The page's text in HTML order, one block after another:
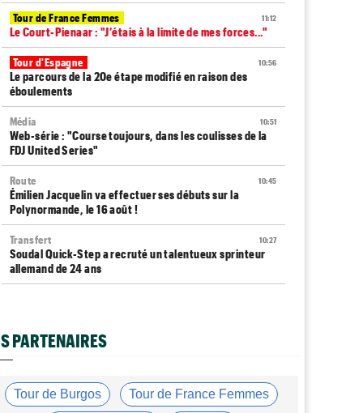
11:12
Tour de France Femmes
Le Court-Pienaar : "J’étais à la limite de mes forces..."
10:56
Tour d'Espagne
Le parcours de la 20e étape modifié en raison des
éboulements
10:51
Média
Web-série : "Course toujours, dans les coulisses de la
FDJ United Series"
10:45
Route
Émilien Jacquelin va effectuer ses débuts sur la
Polynormande, le 16 août !
10:27
Transfert
Soudal Quick-Step a recruté un talentueux sprinteur
allemand de 24 ans
Route
Isaac Del Toro a prolongé avec UAE Team Emirates-XRG
09:45
Tour de France Femmes
PARTENAIRES
Tour de Burgos Tour de France Femmes